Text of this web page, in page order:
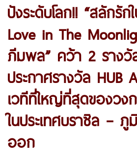
ปังระดับโลก!! “สลักรัก
Love in The
ภีมพล” คว้า 2 รางวั
ประกาศรางวัล HUB
เวทีที่ใหญ่ที่สุดของวง
ในประเทศบราซิล –
ออก